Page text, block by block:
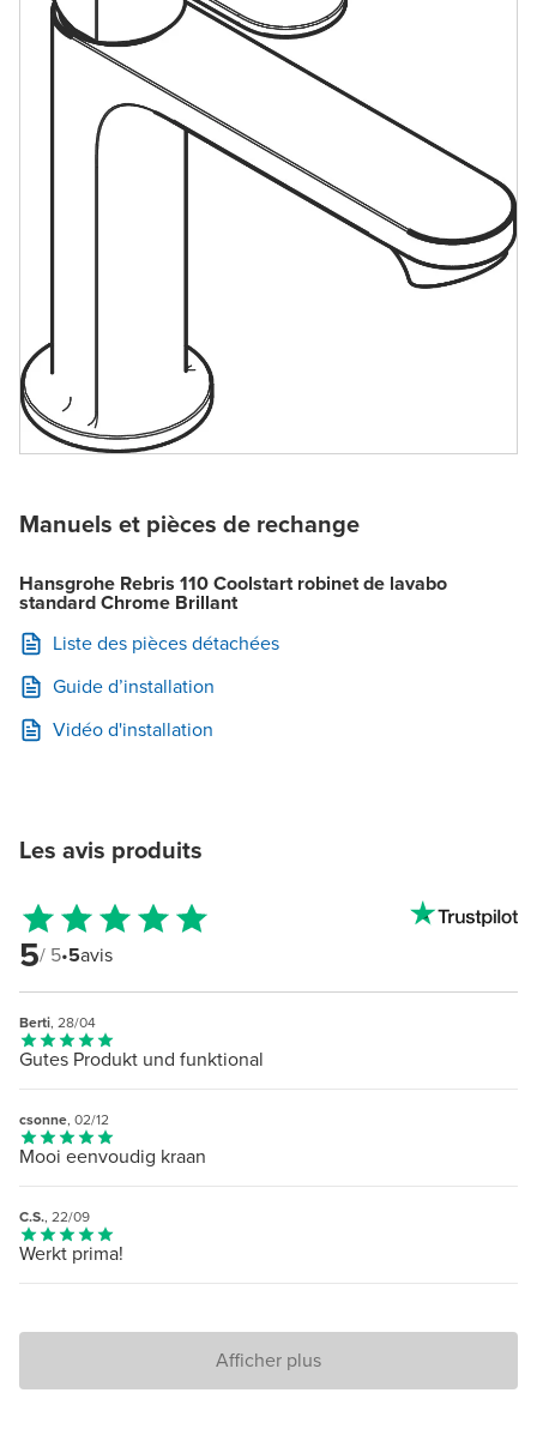
Manuels et pièces de rechange
Hansgrohe Rebris 110 Coolstart robinet de lavabo
standard Chrome Brillant
Liste des pièces détachées
Guide d’installation
Vidéo d'installation
Les avis produits
5/ 5•5avis
Berti, 28/04
Gutes Produkt und funktional
csonne, 02/12
Mooi eenvoudig kraan
C.S., 22/09
Werkt prima!
Afficher plus